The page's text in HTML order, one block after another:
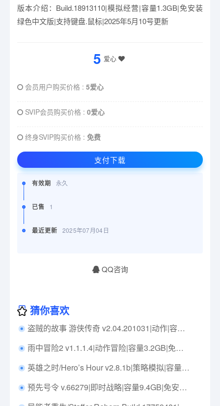
版本介绍：Build.18913110|模拟经营|容量1.3GB|免安装
绿色中文版|支持键盘.鼠标|2025年5月10号更新
5 爱心
会员用户购买价格 : 5爱心
SVIP会员购买价格 : 0爱心
终身SVIP购买价格 : 免费
支付下载
有效期 永久
已售 1
最近更新 2025年07月04日
QQ咨询
猜你喜欢
盗贼的故事 游侠传奇 v2.04.201031|动作|容量291MB|官方简体中文|支持键盘.鼠标.手柄
雨中冒险2 v1.1.1.4|动作冒险|容量3.2GB|免安装绿色中文版|支持键盘.鼠标.手柄
英雄之时/Hero’s Hour v2.8.1b|策略模拟|容量1.8GB|免安装绿色中文版|支持键盘.鼠标
预先号令 v.66279|即时战略|容量9.4GB|免安装绿色中文版|支持键盘.鼠标